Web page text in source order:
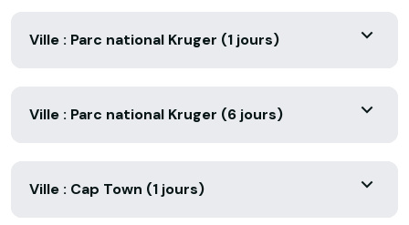
Ville : Parc national Kruger (1 jours)
Ville : Parc national Kruger (6 jours)
Ville : Cap Town (1 jours)